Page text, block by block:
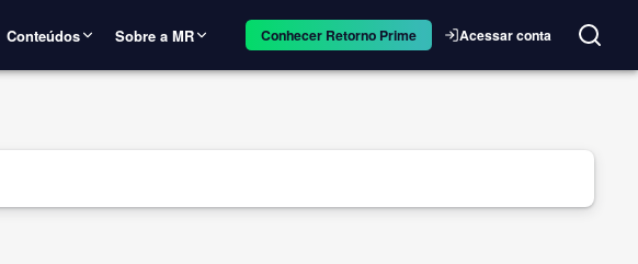
Conteúdos Sobre a MR Conhecer Retorno Prime Acessar conta